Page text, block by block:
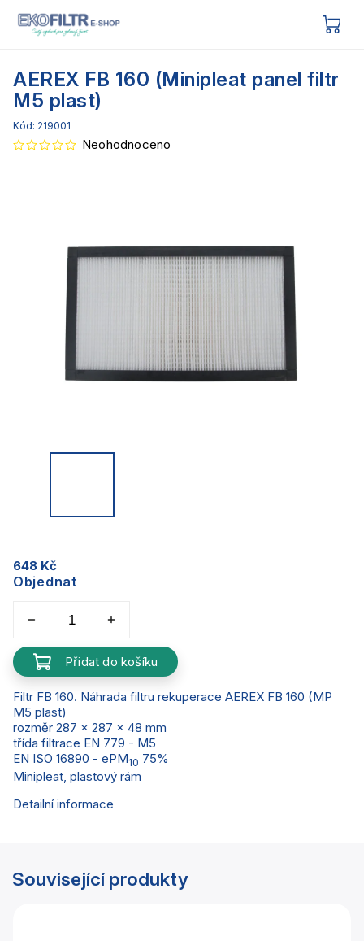
AEREX FB 160 (Minipleat panel filtr
M5 plast)
Kód: 219001
Neohodnoceno
648 Kč
Objednat
Přidat do košíku
Filtr FB 160. Náhrada filtru rekuperace AEREX FB 160 (MP
M5 plast)
rozměr 287 x 287 x 48 mm
třída filtrace EN 779 - M5
EN ISO 16890 - ePM10 75%
Minipleat, plastový rám
Detailní informace
Související produkty